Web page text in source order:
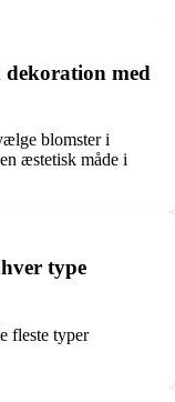
med
blomster i
æstetisk måde i
type
fleste typer